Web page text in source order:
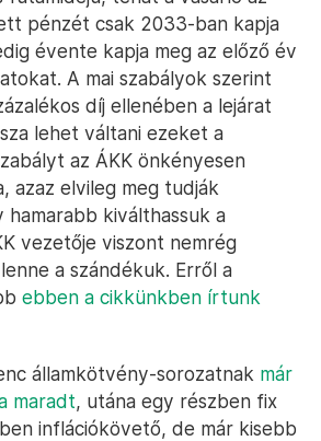
pénzét csak 2033-ban kapja
évente kapja meg az előző év
A mai szabályok szerint
díj ellenében a lejárat
lehet váltani ezeket a
az ÁKK önkényesen
azaz elvileg meg tudják
hamarabb kiválthassuk a
vezetője viszont nemrég
a szándékuk. Erről a
ebben a cikkünkben írtunk
államkötvény-sorozatnak már
maradt, utána egy részben fix
inflációkövető, de már kisebb